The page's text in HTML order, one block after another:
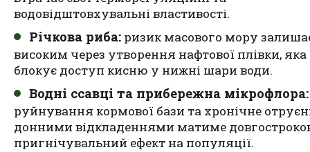
водовідштовхувальні властивості.
Річкова риба: ризик масового мору
високим через утворення нафтової плівки, яка
блокує доступ кисню у нижні шари води.
Водні ссавці та прибережна мікрофлора:
руйнування кормової бази та хронічне
донними відкладеннями матиме
пригнічувальний ефект на популяції.